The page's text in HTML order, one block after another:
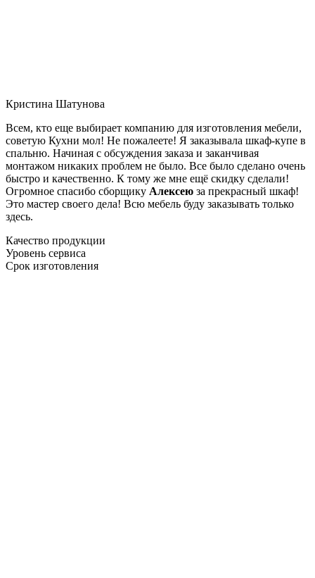
Кристина Шатунова
Всем, кто еще выбирает компанию для изготовления мебели,
советую Кухни мол! Не пожалеете! Я заказывала шкаф-купе в
спальню. Начиная с обсуждения заказа и заканчивая
монтажом никаких проблем не было. Все было сделано очень
быстро и качественно. К тому же мне ещё скидку сделали!
Огромное спасибо сборщику Алексею за прекрасный шкаф!
Это мастер своего дела! Всю мебель буду заказывать только
здесь.
Качество продукции
Уровень сервиса
Срок изготовления